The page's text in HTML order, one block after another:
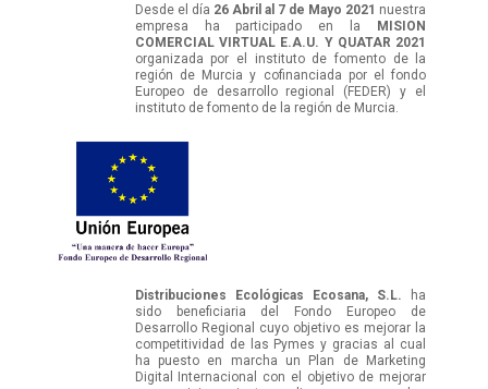
Desde el día 26 Abril al 7 de Mayo 2021 nuestra
empresa ha participado en la MISION
COMERCIAL VIRTUAL E.A.U. Y QUATAR 2021
organizada por el instituto de fomento de la
región de Murcia y cofinanciada por el fondo
Europeo de desarrollo regional (FEDER) y el
instituto de fomento de la región de Murcia.
Distribuciones Ecológicas Ecosana, S.L. ha
sido beneficiaria del Fondo Europeo de
Desarrollo Regional cuyo objetivo es mejorar la
competitividad de las Pymes y gracias al cual
ha puesto en marcha un Plan de Marketing
Digital Internacional con el objetivo de mejorar